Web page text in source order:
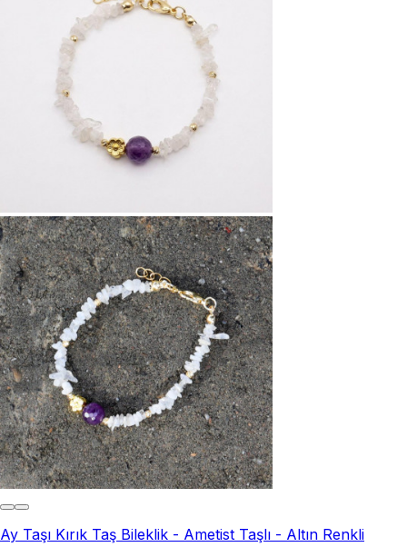
Ay Taşı Kırık Taş Bileklik - Ametist Taşlı - Altın Renkli